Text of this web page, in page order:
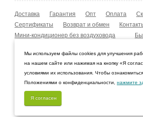
Доставка Гарантия Опт Оплата
Сертификаты
Возврат и обмен
Мини-кондиционер без воздуховода
Мобильные кондиционеры
Охладители
Мойка воздуха Boneco
© 2009–2026 Интернет-магазин «Мистер
Санкт-Петербург, Ленинградская область
Мы используем файлы cookies для улучшения
на нашем сайте или нажимая на кнопку «Я
условиями их использования. Чтобы
Положениями о конфиденциальности, нажмите
Я согласен